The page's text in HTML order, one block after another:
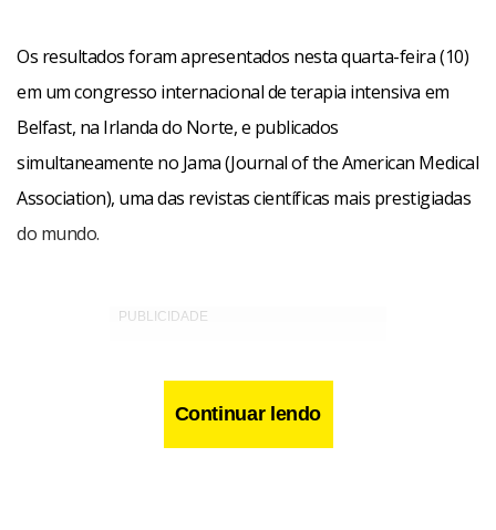
Os resultados foram apresentados nesta quarta-feira (10)
em um congresso internacional de terapia intensiva em
Belfast, na Irlanda do Norte, e publicados
simultaneamente no Jama (Journal of the American Medical
Association), uma das revistas científicas mais prestigiadas
do mundo.
Continuar lendo